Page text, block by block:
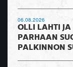
06.08.2026
OLLI LAHTI
PARHAAN
PALKINNON